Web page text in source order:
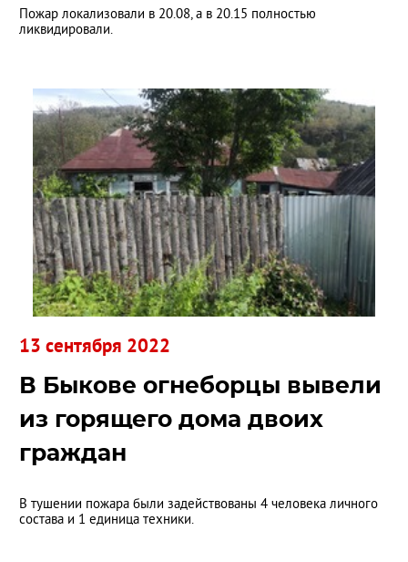
Пожар локализовали в 20.08, а в 20.15 полностью
ликвидировали.
В Быкове огнеборцы вывели
из горящего дома двоих
граждан
В тушении пожара были задействованы 4 человека личного
состава и 1 единица техники.
13 сентября 2022